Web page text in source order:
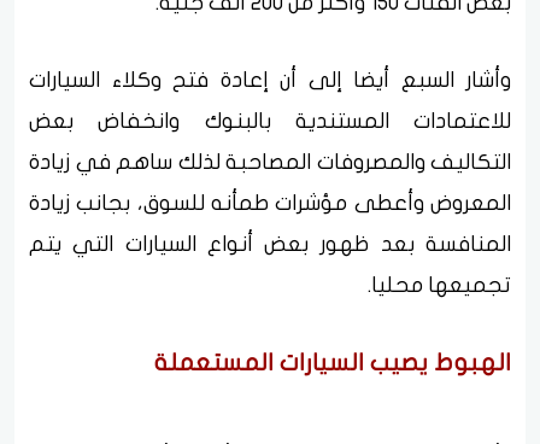
وأشار السبع أيضا إلى أن إعادة فتح وكلاء السيارات
للاعتمادات المستندية بالبنوك وانخفاض بعض
التكاليف والمصروفات المصاحبة لذلك ساهم في زيادة
المعروض وأعطى مؤشرات طمأنه للسوق، بجانب زيادة
المنافسة بعد ظهور بعض أنواع السيارات التي يتم
تجميعها محليا.
الهبوط يصيب السيارات المستعملة